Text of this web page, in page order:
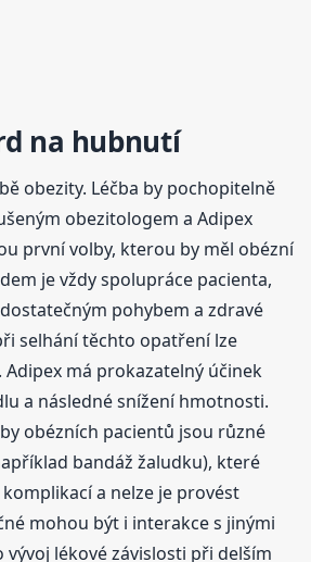
na hubnutí
obezity. Léčba by pochopitelně
obezitologem a Adipex
první volby, kterou by měl obézní
je vždy spolupráce pacienta,
pohybem a zdravé
selhání těchto opatření lze
Adipex má prokazatelný účinek
a následné snížení hmotnosti.
obézních pacientů jsou různé
bandáž žaludku), které
a nelze je provést
mohou být i interakce s jinými
vývoj lékové závislosti při delším